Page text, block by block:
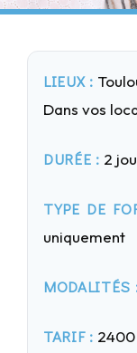
LIEUX :
Dans vos
DURÉE : 2
TYPE DE
uniquement
MODALITÉS
TARIF :